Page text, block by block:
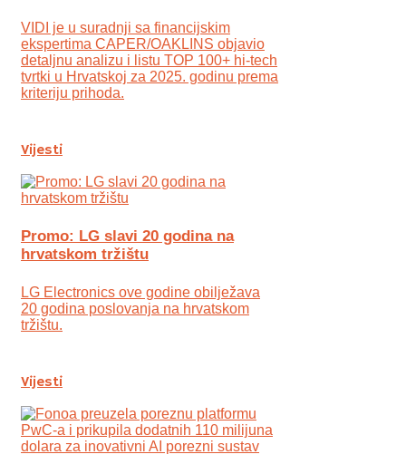
VIDI je u suradnji sa financijskim
ekspertima CAPER/OAKLINS objavio
detaljnu analizu i listu TOP 100+ hi-tech
tvrtki u Hrvatskoj za 2025. godinu prema
kriteriju prihoda.
Vijesti
Promo: LG slavi 20 godina na
hrvatskom tržištu
LG Electronics ove godine obilježava
20 godina poslovanja na hrvatskom
tržištu.
Vijesti